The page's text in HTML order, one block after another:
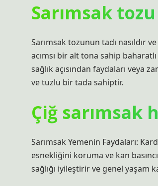
Sarımsak
Sarımsak tozunun tadı nasıldır
acımsı bir alt tona sahip
sağlık açısından faydaları veya
ve tuzlu bir tada sahiptir.
Çiğ sarımsak
Sarımsak Yemenin Faydaları:
esnekliğini koruma ve kan
sağlığı iyileştirir ve genel yaşam